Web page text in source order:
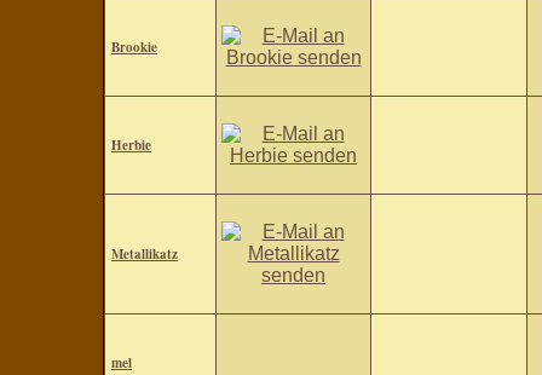
Brookie
Herbie
Metallikatz
mel